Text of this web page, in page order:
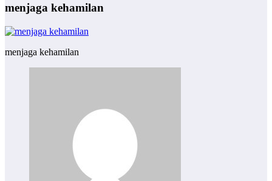
menjaga kehamilan
menjaga kehamilan